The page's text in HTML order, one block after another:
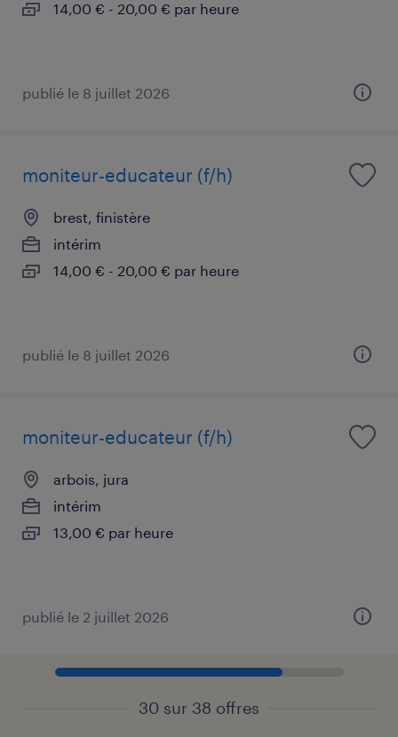
14,00 € - 20,00 € par heure
publié le 8 juillet 2026
moniteur-educateur (f/h)
brest, finistère
intérim
14,00 € - 20,00 € par heure
publié le 8 juillet 2026
moniteur-educateur (f/h)
arbois, jura
intérim
13,00 € par heure
publié le 2 juillet 2026
30 sur 38 offres